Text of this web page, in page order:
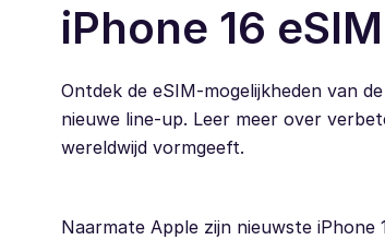
iPhone 16
Ontdek de eSIM-mogelijkheden van
nieuwe line-up. Leer meer over
wereldwijd vormgeeft.
Naarmate Apple zijn nieuwste iPhone